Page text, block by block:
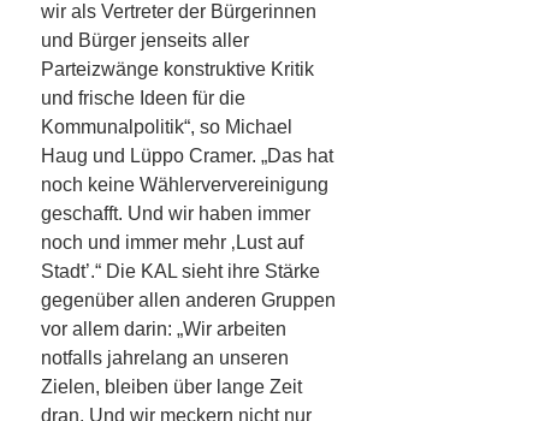
wir als Vertreter der Bürgerinnen
und Bürger jenseits aller
Parteizwänge konstruktive Kritik
und frische Ideen für die
Kommunalpolitik“, so Michael
Haug und Lüppo Cramer. „Das hat
noch keine Wählerververeinigung
geschafft. Und wir haben immer
noch und immer mehr ‚Lust auf
Stadt’.“ Die KAL sieht ihre Stärke
gegenüber allen anderen Gruppen
vor allem darin: „Wir arbeiten
notfalls jahrelang an unseren
Zielen, bleiben über lange Zeit
dran. Und wir meckern nicht nur